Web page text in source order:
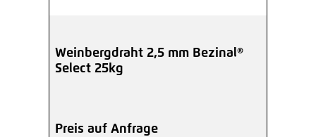
Weinbergdraht 2,5 mm Bezinal®
Select 25kg
Preis auf Anfrage